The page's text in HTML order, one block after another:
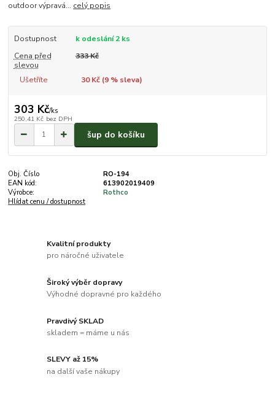
outdoor výpravá... celý popis
Dostupnost
k odeslání 2 ks
Cena před
slevou
333 Kč
Ušetříte 30 Kč (9% sleva)
303 Kč/ks
250,41 Kč bez DPH
šup do košíku
Obj. Číslo
RO-194
EAN kód:
613902019409
Výrobce:
Rothco
Hlídat cenu / dostupnost
Kvalitní produkty
pro náročné uživatele
Široký výběr dopravy
Výhodné dopravné pro každého
Pravdivý SKLAD
skladem = máme u nás
SLEVY až 15%
na další vaše nákupy